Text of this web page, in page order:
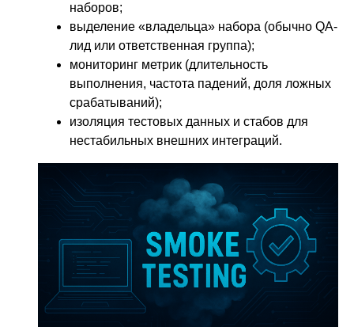
наборов;
выделение «владельца» набора (обычно QA-
лид или ответственная группа);
мониторинг метрик (длительность
выполнения, частота падений, доля ложных
срабатываний);
изоляция тестовых данных и стабов для
нестабильных внешних интеграций.